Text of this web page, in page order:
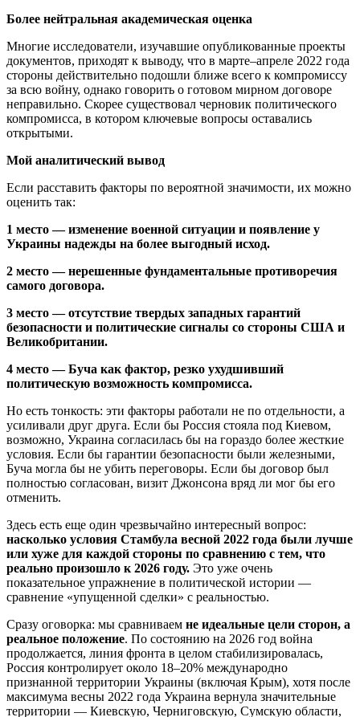
Более нейтральная академическая оценка
Многие исследователи, изучавшие опубликованные проекты
документов, приходят к выводу, что в марте–апреле 2022 года
стороны действительно подошли ближе всего к компромиссу
за всю войну, однако говорить о готовом мирном договоре
неправильно. Скорее существовал черновик политического
компромисса, в котором ключевые вопросы оставались
открытыми.
Мой аналитический вывод
Если расставить факторы по вероятной значимости, их можно
оценить так:
1 место — изменение военной ситуации и появление у
Украины надежды на более выгодный исход.
2 место — нерешенные фундаментальные противоречия
самого договора.
3 место — отсутствие твердых западных гарантий
безопасности и политические сигналы со стороны США и
Великобритании.
4 место — Буча как фактор, резко ухудшивший
политическую возможность компромисса.
Но есть тонкость: эти факторы работали не по отдельности, а
усиливали друг друга. Если бы Россия стояла под Киевом,
возможно, Украина согласилась бы на гораздо более жесткие
условия. Если бы гарантии безопасности были железными,
Буча могла бы не убить переговоры. Если бы договор был
полностью согласован, визит Джонсона вряд ли мог бы его
отменить.
Здесь есть еще один чрезвычайно интересный вопрос:
насколько условия Стамбула весной 2022 года были лучше
или хуже для каждой стороны по сравнению с тем, что
реально произошло к 2026 году. Это уже очень
показательное упражнение в политической истории —
сравнение «упущенной сделки» с реальностью.
Сразу оговорка: мы сравниваем не идеальные цели сторон, а
реальное положение. По состоянию на 2026 год война
продолжается, линия фронта в целом стабилизировалась,
Россия контролирует около 18–20% международно
признанной территории Украины (включая Крым), хотя после
максимума весны 2022 года Украина вернула значительные
территории — Киевскую, Черниговскую, Сумскую области,